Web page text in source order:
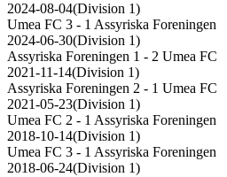
2024-08-04(Division 1)
Umea FC 3 - 1 Assyriska Foreningen
2024-06-30(Division 1)
Assyriska Foreningen 1 - 2 Umea FC
2021-11-14(Division 1)
Assyriska Foreningen 2 - 1 Umea FC
2021-05-23(Division 1)
Umea FC 2 - 1 Assyriska Foreningen
2018-10-14(Division 1)
Umea FC 3 - 1 Assyriska Foreningen
2018-06-24(Division 1)